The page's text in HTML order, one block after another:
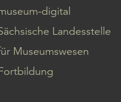
digital
Landesstelle
Museumswesen